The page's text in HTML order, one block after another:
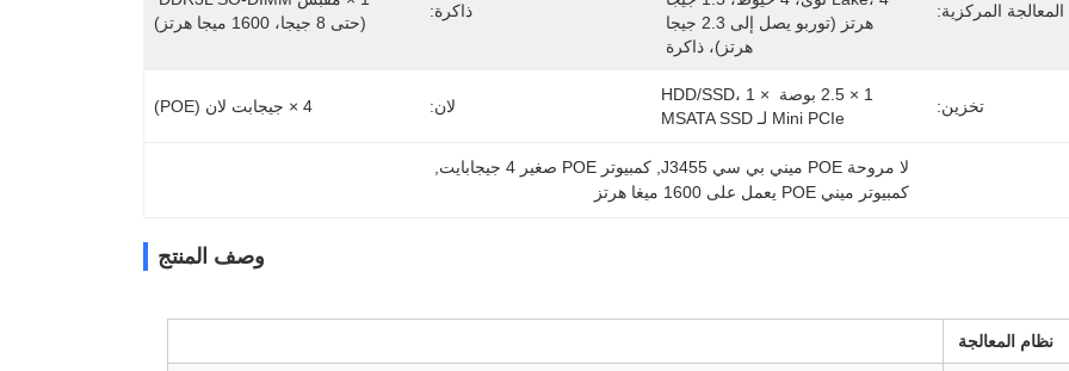
المركزية:
هرتز)، ذاكرة
ذاكرة:
(حتى 8 جيجا، 1600 ميجا هرتز)
تخزين:
1 × 2.5 بوصة HDD/SSD، 1 ×
Mini PCIe لـ MSATA SSD
لان: 4 × جيجابت لان (POE)
لا مروحة POE ميني بي سي J3455 , كمبيوتر POE صغير 4 جيجابايت
كمبيوتر ميني POE يعمل على 1600 ميغا هرتز
وصف المنتج
نظام المعالجة